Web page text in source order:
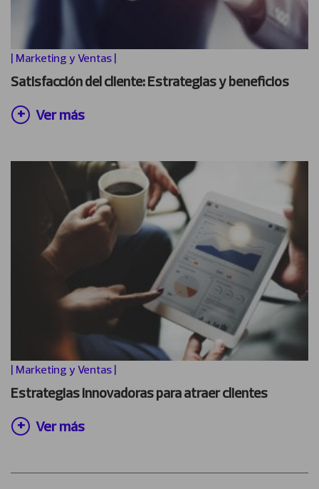
| Marketing y Ventas |
Satisfacción del cliente: Estrategias y beneficios
Ver más
| Marketing y Ventas |
Estrategias innovadoras para atraer clientes
Ver más